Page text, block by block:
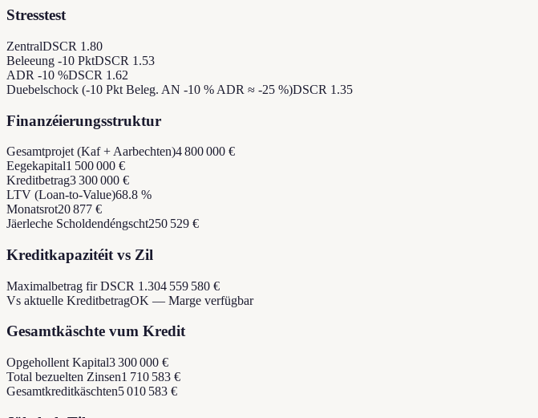
Stresstest
ZentralDSCR 1.80
Beleeung -10 PktDSCR 1.53
ADR -10 %DSCR 1.62
Duebelschock (-10 Pkt Beleg. AN -10 % ADR ≈ -25 %)DSCR 1.35
Finanzéierungsstruktur
Gesamtprojet (Kaf + Aarbechten)4 800 000 €
Eegekapital1 500 000 €
Kreditbetrag3 300 000 €
LTV (Loan-to-Value)68.8 %
Monatsrot20 877 €
Jäerleche Scholdendéngscht250 529 €
Kreditkapazitéit vs Zil
Maximalbetrag fir DSCR 1.304 559 580 €
Vs aktuelle KreditbetragOK — Marge verfügbar
Gesamtkäschte vum Kredit
Opgehollent Kapital3 300 000 €
Total bezuelten Zinsen1 710 583 €
Gesamtkreditkäschten5 010 583 €